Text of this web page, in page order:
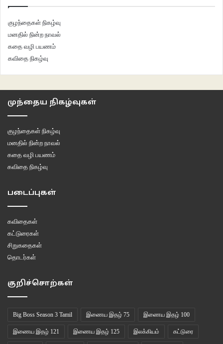
குழந்தைகள் நிகழ்வு
மனதில் நின்ற நாவல்
கதை வழி பயணம்
கவிதை நிகழ்வு
முந்தைய நிகழ்வுகள்
குழந்தைகள் நிகழ்வு
மனதில் நின்ற நாவல்
கதை வழி பயணம்
கவிதை நிகழ்வு
படைப்புகள்
கவிதைகள்
கட்டுரைகள்
சிறுகதைகள்
தொடர்கள்
குறிச்சொற்கள்
Big Boss Season 3 Tamil இணைய இதழ் 75 இணைய இதழ் 100
இணைய இதழ் 121 இணைய இதழ் 125 இலக்கியம் கட்டுரை